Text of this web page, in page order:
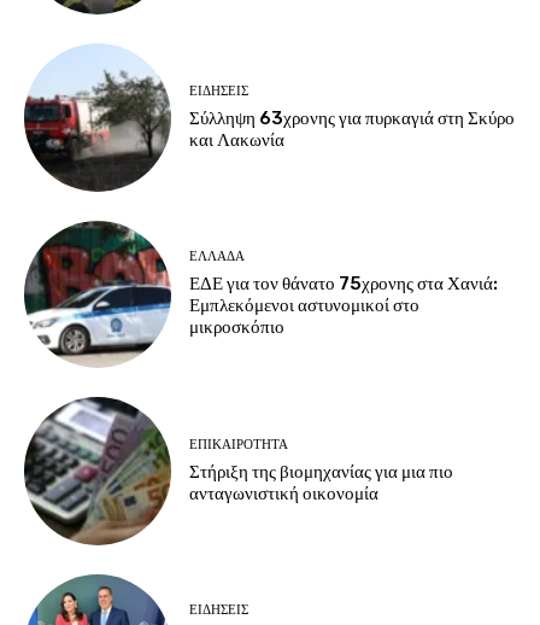
ΕΙΔΗΣΕΙΣ
Σύλληψη 63χρονης για πυρκαγιά στη Σκύρο
και Λακωνία
ΕΛΛΑΔΑ
ΕΔΕ για τον θάνατο 75χρονης στα Χανιά:
Εμπλεκόμενοι αστυνομικοί στο
μικροσκόπιο
ΕΠΙΚΑΙΡΟΤΗΤΑ
Στήριξη της βιομηχανίας για μια πιο
ανταγωνιστική οικονομία
ΕΙΔΗΣΕΙΣ